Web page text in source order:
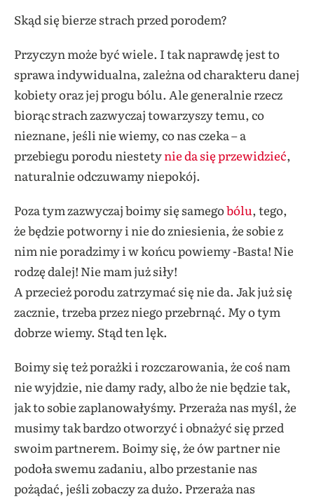
Skąd się bierze strach przed porodem?
Przyczyn może być wiele. I tak naprawdę jest to
sprawa indywidualna, zależna od charakteru danej
kobiety oraz jej progu bólu. Ale generalnie rzecz
biorąc strach zazwyczaj towarzyszy temu, co
nieznane, jeśli nie wiemy, co nas czeka – a
przebiegu porodu niestetynie da się przewidzieć,
naturalnie odczuwamy niepokój.
Poza tym zazwyczaj boimy się samegobólu, tego,
że będzie potworny i nie do zniesienia, że sobie z
nim nie poradzimy i w końcu powiemy -Basta! Nie
rodzę dalej! Nie mam już siły!
A przecież porodu zatrzymać się nie da. Jak już się
zacznie, trzeba przez niego przebrnąć. My o tym
dobrze wiemy. Stąd ten lęk.
Boimy się też porażki i rozczarowania, że coś nam
nie wyjdzie, nie damy rady, albo że nie będzie tak,
jak to sobie zaplanowałyśmy. Przeraża nas myśl, że
musimy tak bardzo otworzyć i obnażyć się przed
swoim partnerem. Boimy się, że ów partner nie
podoła swemu zadaniu, albo przestanie nas
pożądać, jeśli zobaczy za dużo. Przeraża nas